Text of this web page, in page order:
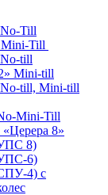
Till
Mini-Till
till
Mini-till
till, Mini-till
Mini-Till
«Церера 8»
8)
6)
4) с